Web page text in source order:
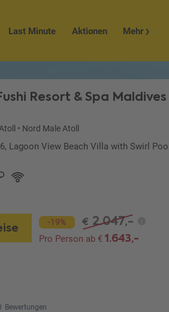
Last Minute Aktionen Mehr
Resort & Spa Maldives
• Nord Male Atoll
Lagoon View Beach Villa with Swirl
-19% € 2.047,-
Pro Person ab €1.643,-
Bewertungen